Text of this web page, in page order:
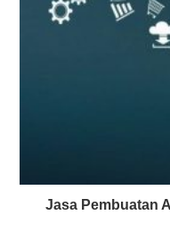
Jasa Pembuatan